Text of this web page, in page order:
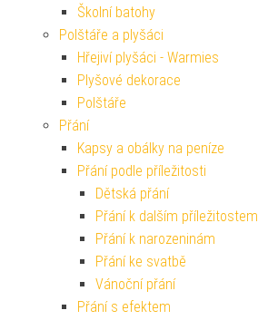
Školní batohy
Polštáře a plyšáci
Hřejiví plyšáci - Warmies
Plyšové dekorace
Polštáře
Přání
Kapsy a obálky na peníze
Přání podle příležitosti
Dětská přání
Přání k dalším příležitostem
Přání k narozeninám
Přání ke svatbě
Vánoční přání
Přání s efektem